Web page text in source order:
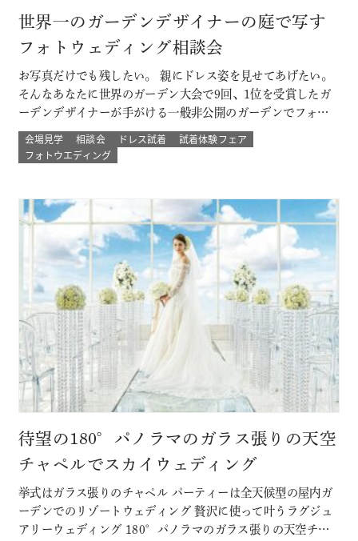
世界一のガーデンデザイナーの庭で写す
フォトウェディング相談会
お写真だけでも残したい。 親にドレス姿を見せてあげたい。
そんなあなたに世界のガーデン大会で9回、1位を受賞したガ
ーデンデザイナーが手がける一般非公開のガーデンでフォト
ウェディング。 プロのカメラマンと一緒に 二人以外は誰もい
ない こだわりのプライベートガーデンでのウェディングフォ
会場見学 相談会 ドレス試着
試着体験フェア
フォトウエディング
待望の180°パノラマのガラス張りの天空
チャペルでスカイウェディング
挙式はガラス張りのチャペル パーティーは全天候型の屋内ガ
ーデンでのリゾートウェディング 贅沢に使って叶うラグジュ
アリーウェディング 180°パノラマのガラス張りの天空チャ